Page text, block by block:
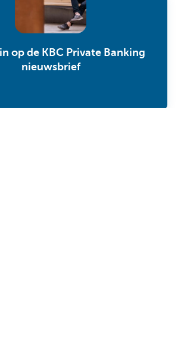
op de KBC Private Banking
nieuwsbrief